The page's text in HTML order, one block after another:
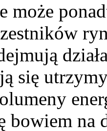
może
się
bowiem na